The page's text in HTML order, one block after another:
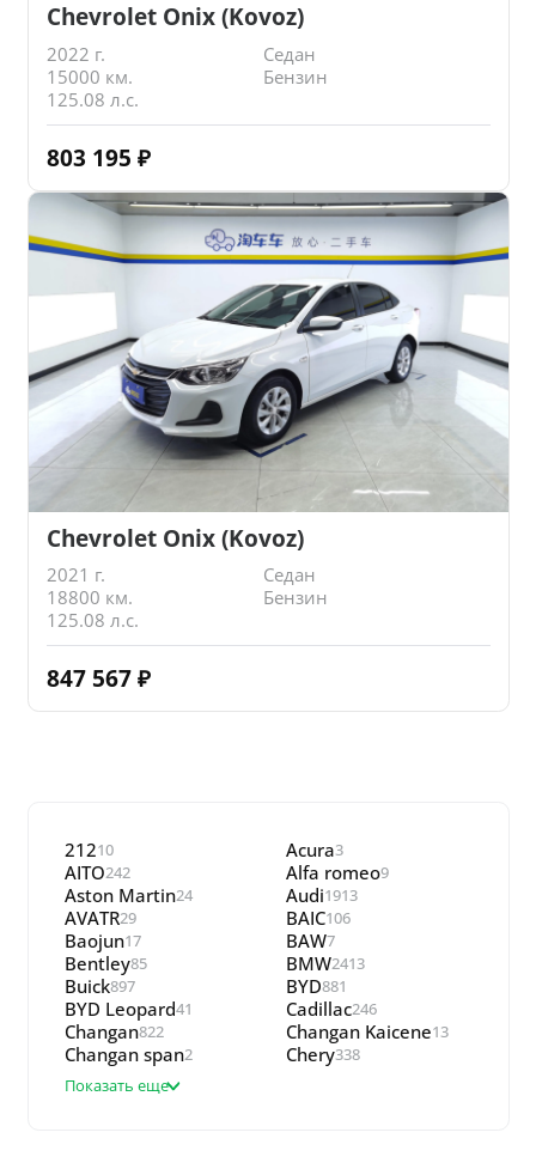
Chevrolet Onix (Kovoz)
2022 г.
Седан
15000 км.
Бензин
125.08 л.с.
803 195 ₽
Chevrolet Onix (Kovoz)
2021 г.
Седан
18800 км.
Бензин
125.08 л.с.
847 567 ₽
21210 Acura3
AITO242 Alfa romeo9
Aston Martin24 Audi1913
AVATR29 BAIC106
Baojun17 BAW7
Bentley85 BMW2413
Buick897 BYD881
BYD Leopard41 Cadillac246
Changan822 Changan Kaicene13
Changan span2 Chery338
Показать еще